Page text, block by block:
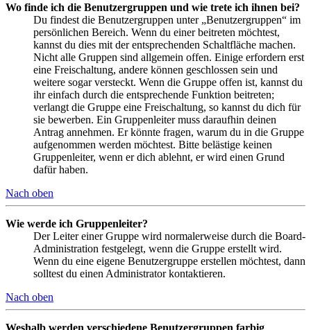
Wo finde ich die Benutzergruppen und wie trete ich ihnen bei?
Du findest die Benutzergruppen unter „Benutzergruppen“ im
persönlichen Bereich. Wenn du einer beitreten möchtest,
kannst du dies mit der entsprechenden Schaltfläche machen.
Nicht alle Gruppen sind allgemein offen. Einige erfordern erst
eine Freischaltung, andere können geschlossen sein und
weitere sogar versteckt. Wenn die Gruppe offen ist, kannst du
ihr einfach durch die entsprechende Funktion beitreten;
verlangt die Gruppe eine Freischaltung, so kannst du dich für
sie bewerben. Ein Gruppenleiter muss daraufhin deinen
Antrag annehmen. Er könnte fragen, warum du in die Gruppe
aufgenommen werden möchtest. Bitte belästige keinen
Gruppenleiter, wenn er dich ablehnt, er wird einen Grund
dafür haben.
Nach oben
Wie werde ich Gruppenleiter?
Der Leiter einer Gruppe wird normalerweise durch die Board-
Administration festgelegt, wenn die Gruppe erstellt wird.
Wenn du eine eigene Benutzergruppe erstellen möchtest, dann
solltest du einen Administrator kontaktieren.
Nach oben
Weshalb werden verschiedene Benutzergruppen farbig